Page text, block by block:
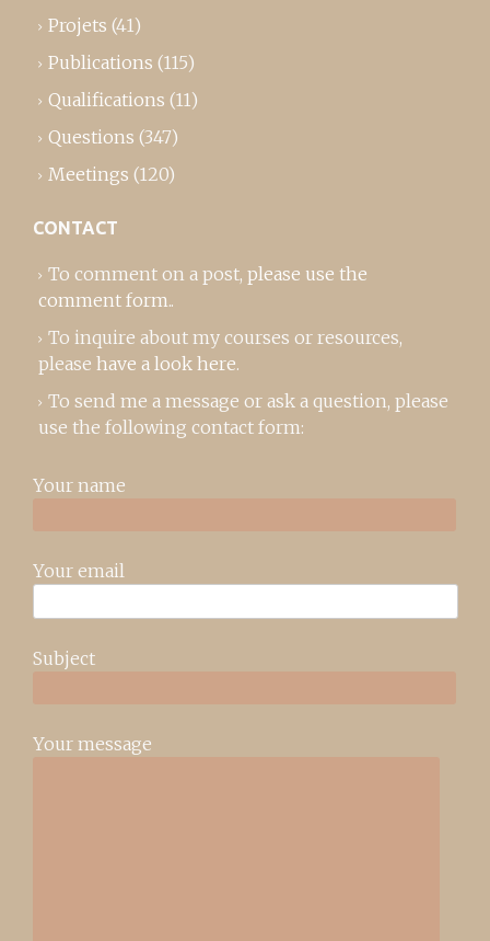
Projets (41)
Publications (115)
Qualifications (11)
Questions (347)
Meetings (120)
CONTACT
To comment on a post, please use the
comment form..
To inquire about my courses or resources,
please have a look here.
To send me a message or ask a question, please
use the following contact form:
Your name
Your email
Subject
Your message